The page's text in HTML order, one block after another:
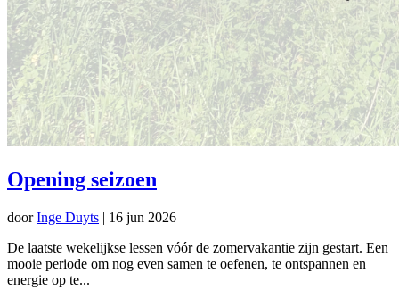
Opening seizoen
doorInge Duyts | 16 jun 2026
De laatste wekelijkse lessen vóór de zomervakantie zijn gestart. Een
mooie periode om nog even samen te oefenen, te ontspannen en
energie op te...